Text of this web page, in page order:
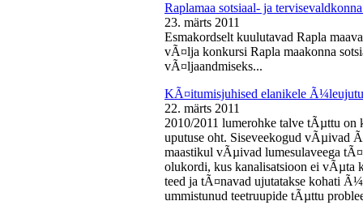
Raplamaa sotsiaal- ja
23. märts 2011
Esmakordselt kuulutavad Rapla
vÃ¤lja konkursi Rapla maakonna
vÃ¤ljaandmiseks...
KÃ¤itumisjuhised elanikele
22. märts 2011
2010/2011 lumerohke talve tÃµttu on
uputuse oht. Siseveekogud vÃµivad
maastikul vÃµivad lumesulaveega
olukordi, kus kanalisatsioon ei vÃµta
teed ja tÃ¤navad ujutatakse kohati
ummistunud teetruupide tÃµttu